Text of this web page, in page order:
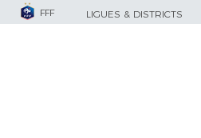
FFF LIGUES & DISTRICTS